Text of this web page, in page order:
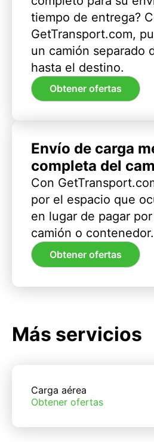
tiempo de entrega?
GetTransport.com,
un camión separado
hasta el destino.
Obtener ofertas
Envío de carga
completa del
Con
por el espacio que
en lugar de pagar
camión o contenedor.
Obtener ofertas
Más servicios
Carga aérea
Obtener ofertas